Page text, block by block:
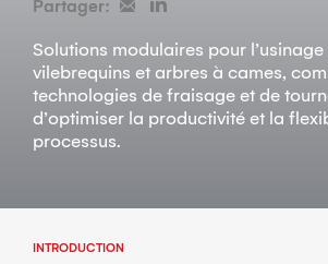
Partager:
Solutions modulaires pour l’usinage
vilebrequins et arbres à cames,
technologies de fraisage et de
d’optimiser la productivité et la
processus.
INTRODUCTION